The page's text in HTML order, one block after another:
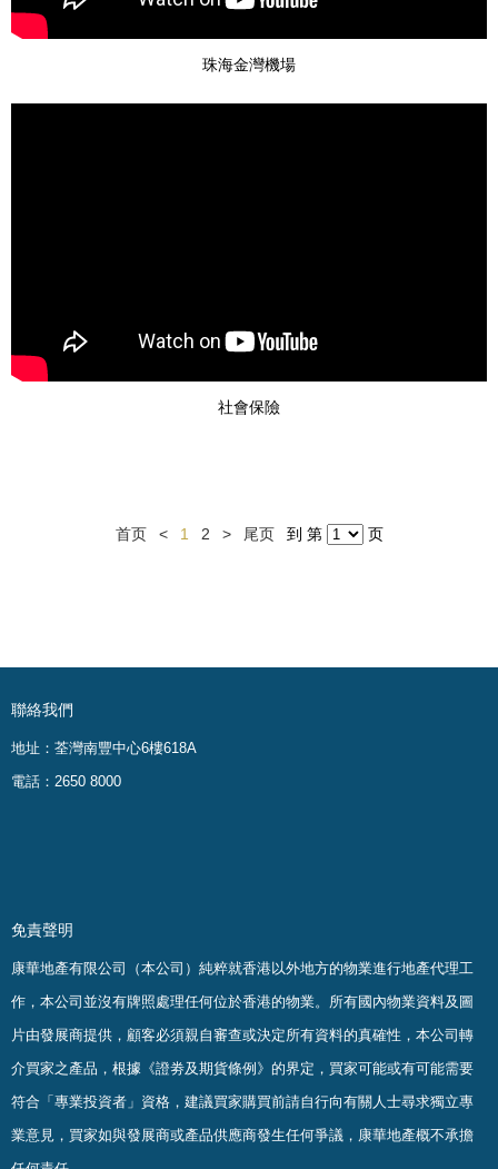
珠海金灣機場
社會保險
首页 < 1 2 > 尾页 到 第 页
聯絡我們
地址：荃灣南豐中心6樓618A
電話：2650 8000
免責聲明
康華地產有限公司（本公司）純粹就香港以外地方的物業進行地產代理工
作，本公司並沒有牌照處理任何位於香港的物業。 所有國內物業資料及圖
片由發展商提供，顧客必須親自審查或決定所有資料的真確性 ， 本公司轉
介買家之產品，根據《證劵及期貨條例》的界定，買家可能或有可能需要
符合「專業投資者」資格，建議買家購買前請自行向有關人士尋求獨立專
業意見，買家如與發展商或產品供應商發生任何爭議，康華地產概不承擔